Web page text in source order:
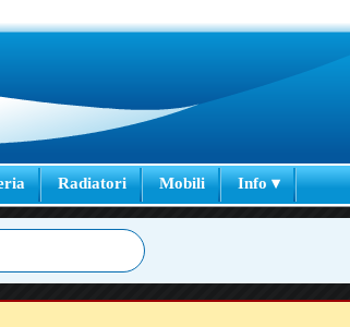
Radiatori Mobili Info ▾